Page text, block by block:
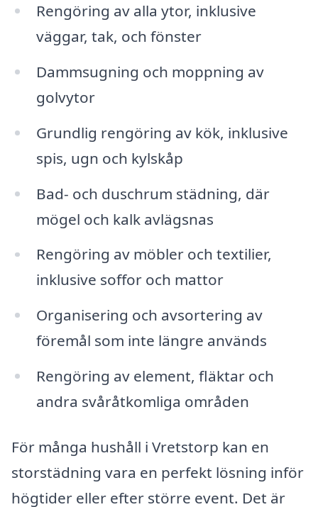
Rengöring av alla ytor, inklusive
väggar, tak, och fönster
Dammsugning och moppning av
golvytor
Grundlig rengöring av kök, inklusive
spis, ugn och kylskåp
Bad- och duschrum städning, där
mögel och kalk avlägsnas
Rengöring av möbler och textilier,
inklusive soffor och mattor
Organisering och avsortering av
föremål som inte längre används
Rengöring av element, fläktar och
andra svåråtkomliga områden
För många hushåll i Vretstorp kan en
storstädning vara en perfekt lösning inför
högtider eller efter större event. Det är